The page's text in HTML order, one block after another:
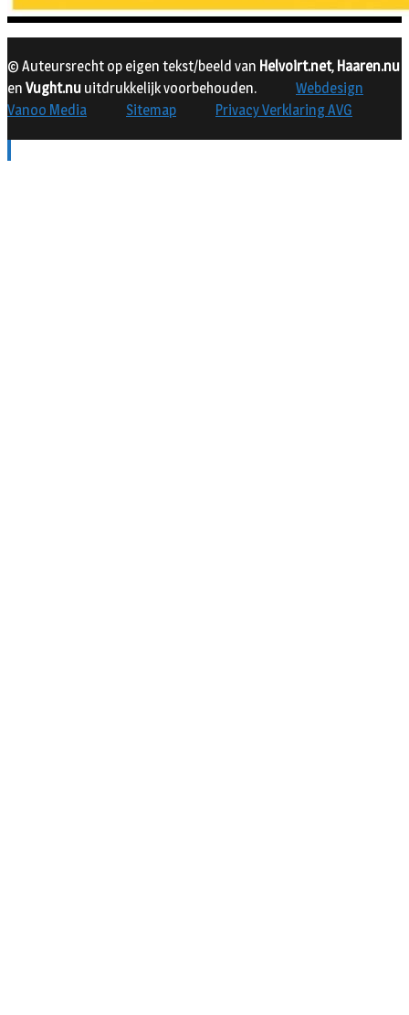
© Auteursrecht op eigen tekst/beeld van Helvoirt.net, Haaren.nu
en Vught.nu uitdrukkelijk voorbehouden.
Webdesign
Vanoo Media
Sitemap Privacy Verklaring AVG